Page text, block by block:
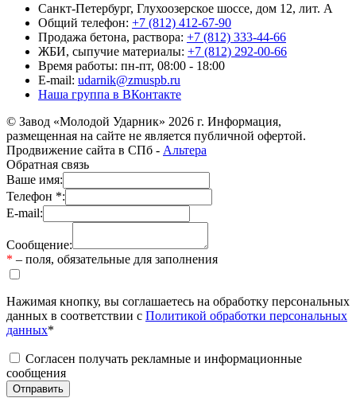
Санкт-Петербург, Глухоозерское шоссе, дом 12, лит. А
Общий телефон: +7 (812) 412-67-90
Продажа бетона, раствора: +7 (812) 333-44-66
ЖБИ, сыпучие материалы: +7 (812) 292-00-66
Время работы: пн-пт, 08:00 - 18:00
E-mail: udarnik@zmuspb.ru
Наша группа в ВКонтакте
© Завод «Молодой Ударник» 2026 г. Информация,
размещенная на сайте не является публичной офертой.
Продвижение сайта в СПб - Альтера
Обратная связь
Ваше имя:
Телефон *:
E-mail:
Сообщение:
* – поля, обязательные для заполнения
Нажимая кнопку, вы соглашаетесь на обработку персональных
данных в соответствии с Политикой обработки персональных
данных*
Согласен получать рекламные и информационные
сообщения